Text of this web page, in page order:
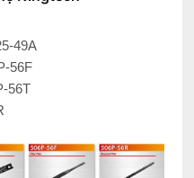
49A
56F
56T